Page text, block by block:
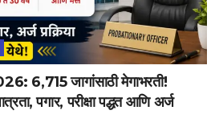
6,715 जागांसाठी मेगाभरती!
पगार, परीक्षा पद्धत आणि अर्ज